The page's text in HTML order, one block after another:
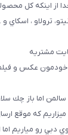
از اينكه كل
ترولاو ، اسكاي
مشتريه
خودمون عكس و
سالمن اما باز چك
كه موقع
دبي رو مياريم